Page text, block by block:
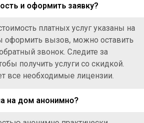
и оформить заявку?
платных услуг указаны на
оформить вызов, можно оставить
звонок. Следите за
получить услуги со скидкой.
все необходимые лицензии.
на дом анонимно?